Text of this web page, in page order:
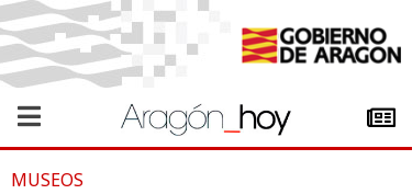
MUSEOS